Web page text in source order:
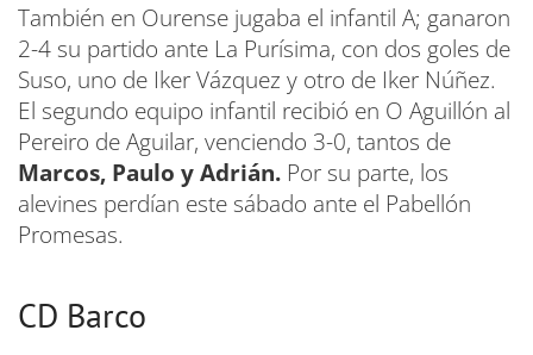
También en Ourense jugaba el infantil A; ganaron
2-4 su partido ante La Purísima, con dos goles de
Suso, uno de Iker Vázquez y otro de Iker Núñez.
El segundo equipo infantil recibió en O Aguillón al
Pereiro de Aguilar, venciendo 3-0, tantos de
Marcos, Paulo y Adrián. Por su parte, los
alevines perdían este sábado ante el Pabellón
Promesas.
CD Barco